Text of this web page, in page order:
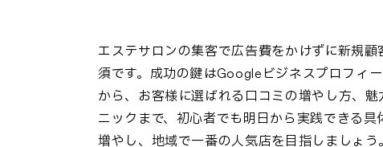
エステサロンの集客で広告費をかけずに新規
須です。成功の鍵はGoogleビジネスプロフィ
から、お客様に選ばれる口コミの増やし方、
ニックまで、初心者でも明日から実践できる
増やし、地域で一番の人気店を目指しましょう